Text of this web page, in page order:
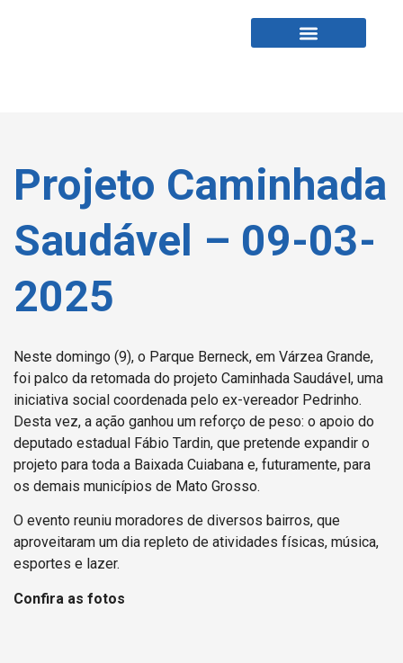
Projeto Caminhada
Saudável – 09-03-
2025
Neste domingo (9), o Parque Berneck, em Várzea Grande,
foi palco da retomada do projeto Caminhada Saudável, uma
iniciativa social coordenada pelo ex-vereador Pedrinho.
Desta vez, a ação ganhou um reforço de peso: o apoio do
deputado estadual Fábio Tardin, que pretende expandir o
projeto para toda a Baixada Cuiabana e, futuramente, para
os demais municípios de Mato Grosso.
O evento reuniu moradores de diversos bairros, que
aproveitaram um dia repleto de atividades físicas, música,
esportes e lazer.
Confira as fotos